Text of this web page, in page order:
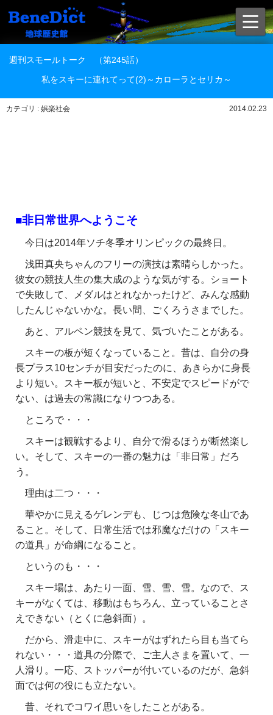
週刊スモールトーク （第245話）
私をスキーに連れてって(2)～カローラとセリカ～
カテゴリ : 娯楽社会 2014.02.23
■非日常世界へようこそ
今日は2014年ソチ冬季オリンピックの最終日。
浅田真央ちゃんのフリーの演技は素晴らしかった。
彼女の競技人生の集大成のような気がする。ショート
で失敗して、メダルはとれなかったけど、みんな感動
したんじゃないかな。長い間、ごくろうさまでした。
あと、アルペン競技を見て、気づいたことがある。
スキーの板が短くなっていること。昔は、自分の身
長プラス10センチが目安だったのに、あきらかに身長
より短い。スキー板が短いと、不安定でスピードがで
ない、は過去の常識になりつつある。
ところで・・・
スキーは観戦するより、自分で滑るほうが断然楽し
い。そして、スキーの一番の魅力は「非日常」だろ
う。
理由は二つ・・・
華やかに見えるゲレンデも、じつは危険な冬山であ
ること。そして、日常生活では邪魔なだけの「スキー
の道具」が命綱になること。
というのも・・・
スキー場は、あたり一面、雪、雪、雪。なので、ス
キーがなくては、移動はもちろん、立っていることさ
えできない（とくに急斜面）。
だから、滑走中に、スキーがはずれたら目も当てら
れない・・・道具の分際で、ご主人さまを置いて、一
人滑り。一応、ストッパーが付いているのだが、急斜
面では何の役にも立たない。
昔、それでコワイ思いをしたことがある。